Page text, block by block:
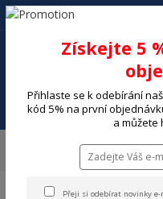
+420 602 494 600
dětský keramický PLANES 325
Získejte 5
Přihlaste se k odebírání
kód 5% na první
a můžete
Přeji si odebírat novinky